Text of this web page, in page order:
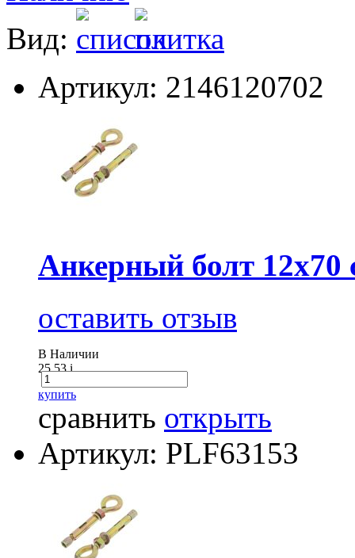
Вид:
Артикул: 2146120702
Анкерный болт
оставить отзыв
В Наличии
25.53i
купить
сравнить открыть
Артикул: PLF63153